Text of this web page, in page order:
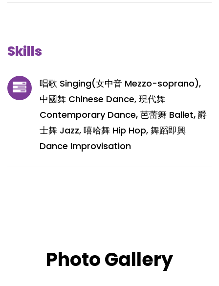
Skills
唱歌 Singing(女中音 Mezzo-soprano),
中國舞 Chinese Dance, 現代舞
Contemporary Dance, 芭蕾舞 Ballet, 爵
士舞 Jazz, 嘻哈舞 Hip Hop, 舞蹈即興
Dance Improvisation
Photo Gallery